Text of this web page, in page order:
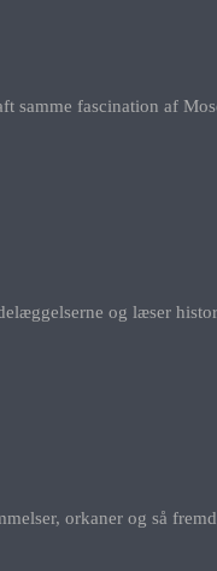
samme fascination af
og læser
orkaner og så